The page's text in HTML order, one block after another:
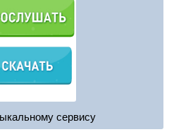
сервису